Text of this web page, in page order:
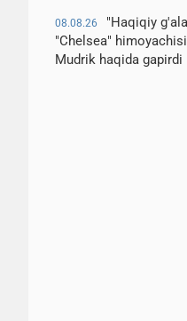
08.08.26
"Haqiqiy
"Chelsea"
Mudrik haqida gapirdi